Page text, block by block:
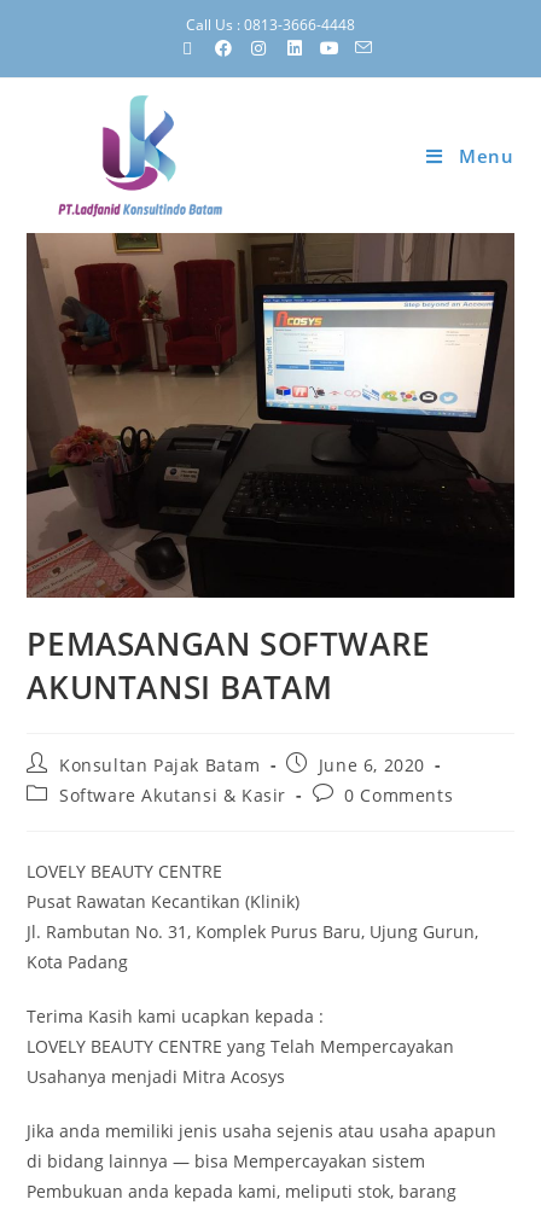
Call Us : 0813-3666-4448
Menu
PEMASANGAN SOFTWARE
AKUNTANSI BATAM
Konsultan Pajak Batam
June 6, 2020
Software Akutansi & Kasir
0 Comments
LOVELY BEAUTY CENTRE
Pusat Rawatan Kecantikan (Klinik)
Jl. Rambutan No. 31, Komplek Purus Baru, Ujung Gurun,
Kota Padang
Terima Kasih kami ucapkan kepada :
LOVELY BEAUTY CENTRE yang Telah Mempercayakan
Usahanya menjadi Mitra Acosys
Jika anda memiliki jenis usaha sejenis atau usaha apapun
di bidang lainnya — bisa Mempercayakan sistem
Pembukuan anda kepada kami, meliputi stok, barang